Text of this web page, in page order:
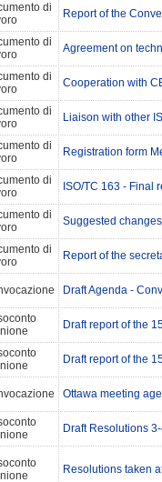
di
Report of the
di
Agreement on
di
Cooperation with
di
Liaison with other
di
Registration form
di
ISO/TC 163 - Final
di
Suggested
di
Report of the
Draft Agenda -
Draft report of the
Draft report of the
Ottawa meeting
Draft Resolutions
Resolutions taken